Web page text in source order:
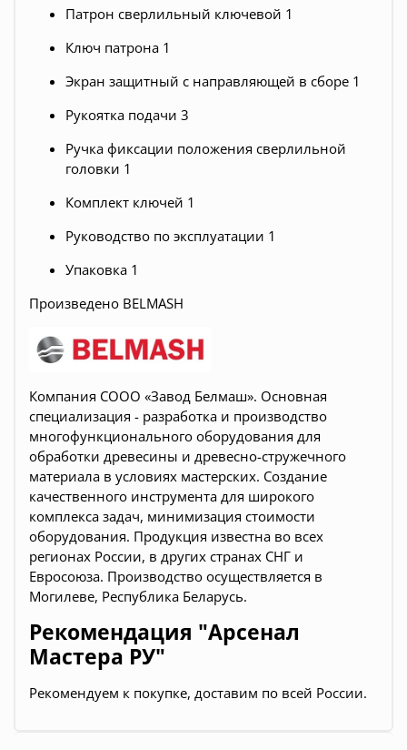
Патрон сверлильный ключевой 1
Ключ патрона 1
Экран защитный с направляющей в сборе 1
Рукоятка подачи 3
Ручка фиксации положения сверлильной
головки 1
Комплект ключей 1
Руководство по эксплуатации 1
Упаковка 1
Произведено BELMASH
Компания СООО «Завод Белмаш». Основная
специализация - разработка и производство
многофункционального оборудования для
обработки древесины и древесно-стружечного
материала в условиях мастерских. Создание
качественного инструмента для широкого
комплекса задач, минимизация стоимости
оборудования. Продукция известна во всех
регионах России, в других странах СНГ и
Евросоюза. Производство осуществляется в
Могилеве, Республика Беларусь.
Рекомендация "Арсенал
Мастера РУ"
Рекомендуем к покупке, доставим по всей России.